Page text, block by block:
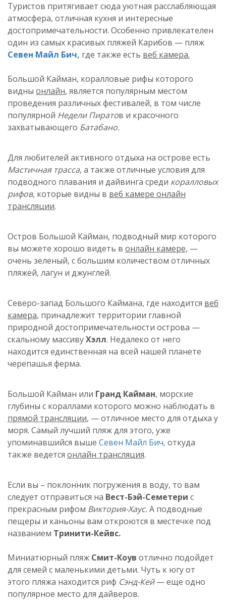
Туристов притягивает сюда уютная расслабляющая
атмосфера, отличная кухня и интересные
достопримечательности. Особенно привлекателен
один из самых красивых пляжей Карибов — пляж
Севен Майл Бич, где также есть веб камера.
Большой Кайман, коралловые рифы которого
видны онлайн, является популярным местом
проведения различных фестивалей, в том числе
популярной Недели Пиратов и красочного
захватывающего Батабано.
Для любителей активного отдыха на острове есть
Мастичная трасса, а также отличные условия для
подводного плавания и дайвинга среди коралловых
рифов, которые видны в веб камере онлайн
трансляции.
Остров Большой Кайман, подводный мир которого
вы можете хорошо видеть в онлайн камере, —
очень зеленый, с большим количеством отличных
пляжей, лагун и джунглей.
Северо-запад Большого Каймана, где находится веб
камера, принадлежит территории главной
природной достопримечательности острова —
скальному массивуХэлл. Недалеко от него
находится единственная на всей нашей планете
черепашья ферма.
Большой Кайман или Гранд Кайман, морские
глубины с кораллами которого можно наблюдать в
прямой трансляции, — отличное место для отдыха у
моря. Самый лучший пляж для этого, уже
упоминавшийся выше Севен Майл Бич, откуда
также ведется онлайн трансляция.
Если вы – поклонник погружения в воду, то вам
следует отправиться на Вест-Бэй-Семетери с
прекрасным рифом Виктория-Хаус.А подводные
пещеры и каньоны вам откроются в местечке под
названием Тринити-Кейвс.
Миниатюрный пляж Смит-Коув отлично подойдет
для семей с маленькими детьми. Чуть к югу от
этого пляжа находится риф Сэнд-Кей— еще одно
популярное место для дайверов.